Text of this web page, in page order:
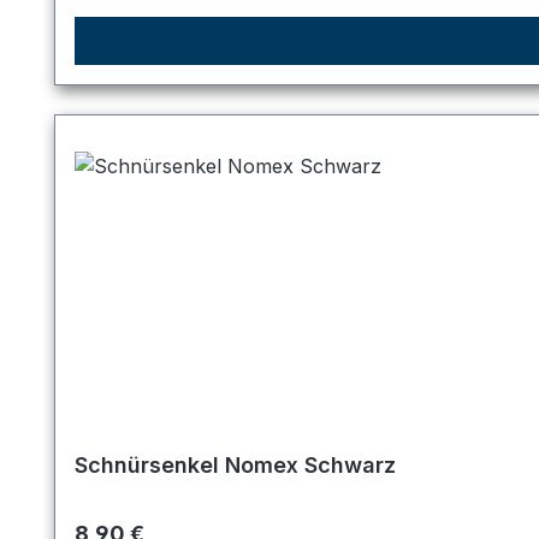
Schnürsenkel Nomex Schwarz
Regulärer Preis:
8,90 €